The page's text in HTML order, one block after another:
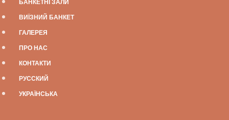
ВИЇЗНИЙ БАНКЕТ
ГАЛЕРЕЯ
ПРО НАС
КОНТАКТИ
РУССКИЙ
УКРАЇНСЬКА